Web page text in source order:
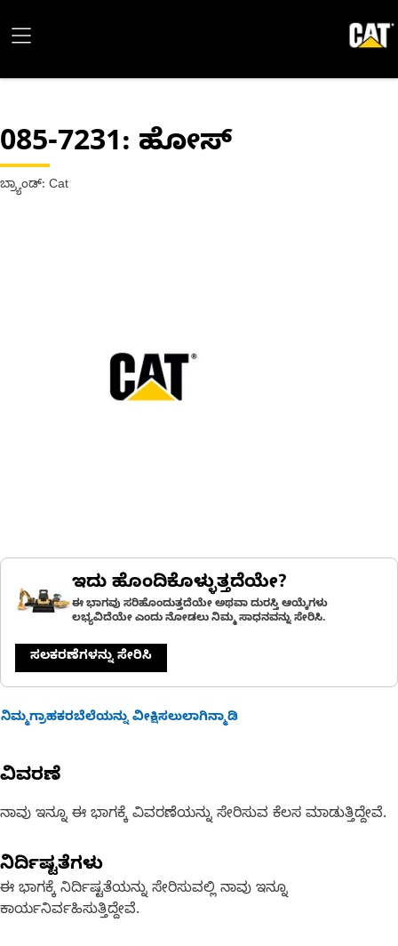
085-7231: ಹೋಸ್
ಬ್ರ್ಯಾಂಡ್: Cat
ಇದು ಹೊಂದಿಕೊಳ್ಳುತ್ತದೆಯೇ?
ಈ ಭಾಗವು ಸರಿಹೊಂದುತ್ತದೆಯೇ ಅಥವಾ ದುರಸ್ತಿ ಆಯ್ಕೆಗಳು
ಲಭ್ಯವಿದೆಯೇ ಎಂದು ನೋಡಲು ನಿಮ್ಮ ಸಾಧನವನ್ನು ಸೇರಿಸಿ.
ಸಲಕರಣೆಗಳನ್ನು ಸೇರಿಸಿ
ನಿಮ್ಮಗ್ರಾಹಕರಬೆಲೆಯನ್ನು ವೀಕ್ಷಿಸಲುಲಾಗಿನ್ಮಾಡಿ
ವಿವರಣೆ
ನಾವು ಇನ್ನೂ ಈ ಭಾಗಕ್ಕೆ ವಿವರಣೆಯನ್ನು ಸೇರಿಸುವ ಕೆಲಸ ಮಾಡುತ್ತಿದ್ದೇವೆ.
ನಿರ್ದಿಷ್ಟತೆಗಳು
ಈ ಭಾಗಕ್ಕೆ ನಿರ್ದಿಷ್ಟತೆಯನ್ನು ಸೇರಿಸುವಲ್ಲಿ ನಾವು ಇನ್ನೂ
ಕಾರ್ಯನಿರ್ವಹಿಸುತ್ತಿದ್ದೇವೆ.